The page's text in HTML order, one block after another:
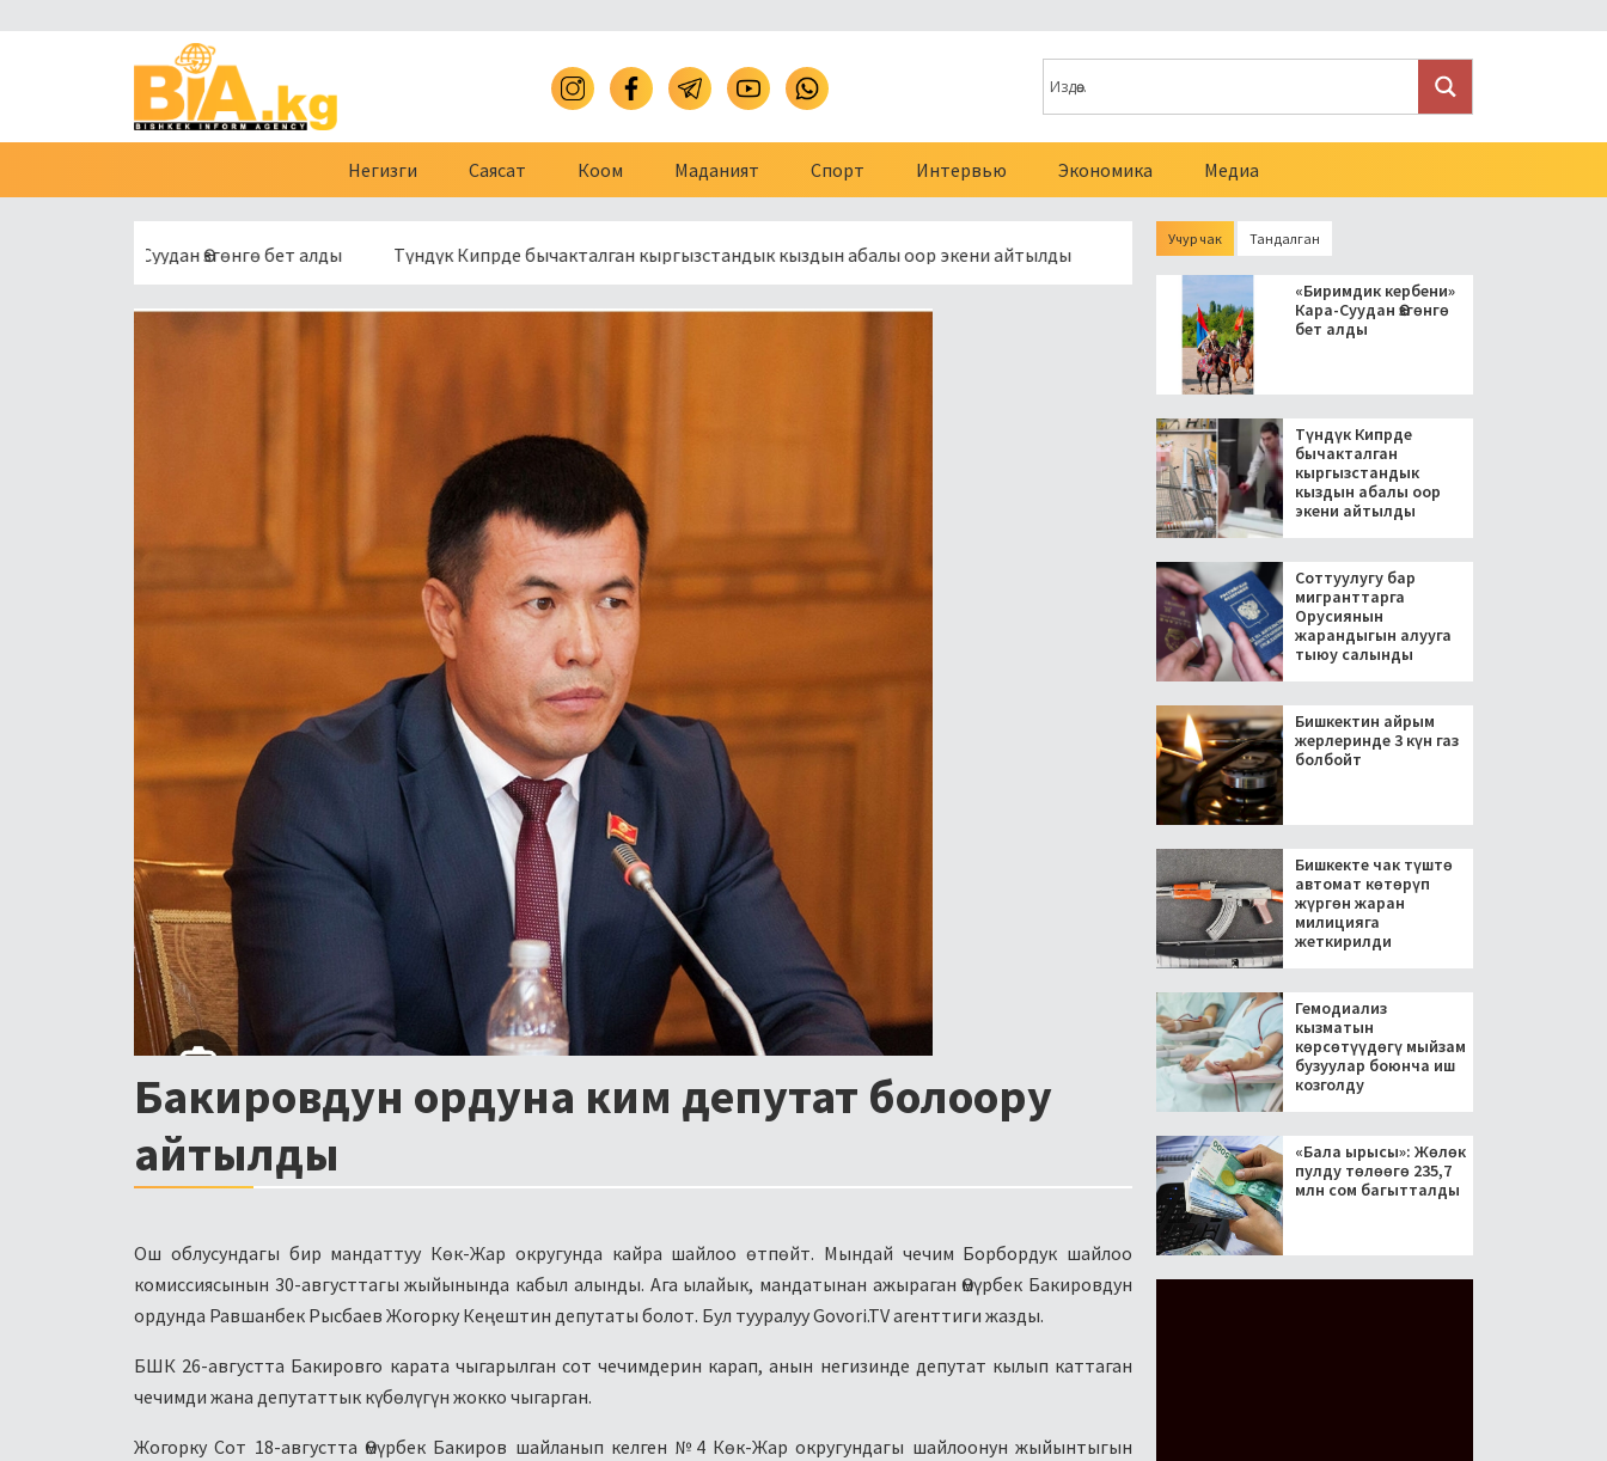
Негизги Саясат Коом Маданият Спорт Интервью Экономика Медиа
Суудан Өзгөнгө бет алды Түндүк Кипрде бычакталган кыргызстандык кыздын абалы оор экени айтылды Соттуулугу бар мигранттарга Орусиянын жарандыгын алууга тыюу
Бакировдун ордуна ким депутат болоору
айтылды
Ош облусундагы бир мандаттуу Көк-Жар округунда кайра шайлоо өтпөйт. Мындай чечим Борбордук шайлоо
комиссиясынын 30-августтагы жыйынында кабыл алынды. Ага ылайык, мандатынан ажыраган Өмүрбек Бакировдун
ордунда Равшанбек Рысбаев Жогорку Кеңештин депутаты болот. Бул тууралуу Govori.TV агенттиги жазды.
БШК 26-августта Бакировго карата чыгарылган сот чечимдерин карап, анын негизинде депутат кылып каттаган
чечимди жана депутаттык күбөлүгүн жокко чыгарган.
Жогорку Сот 18-августта Өмүрбек Бакиров шайланып келген №4 Көк-Жар округундагы шайлоонун жыйынтыгын
Учур чак Тандалган
«Биримдик кербени»
Кара-Суудан Өзгөнгө
бет алды
Түндүк Кипрде
бычакталган
кыргызстандык
кыздын абалы оор
экени айтылды
Соттуулугу бар
мигранттарга
Орусиянын
жарандыгын алууга
тыюу салынды
Бишкектин айрым
жерлеринде 3 күн газ
болбойт
Бишкекте чак түштө
автомат көтөрүп
жүргөн жаран
милицияга
жеткирилди
Гемодиализ
кызматын
көрсөтүүдөгү мыйзам
бузуулар боюнча иш
козголду
«Бала ырысы»: Жөлөк
пулду төлөөгө 235,7
млн сом багытталды